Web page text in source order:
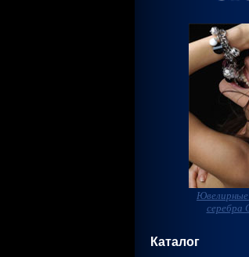
Ювелирные
серебра
Каталог